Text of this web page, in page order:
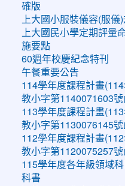
確版
上大國小服裝儀容(服儀
上大國民小學定期評量
施要點
60週年校慶紀念特刊
午餐重要公告
114學年度課程計畫
教小字第1140071603號
113學年度課程計畫
教小字第1130076145號
112學年度課程計畫
教小字第1120075257號
115學年度各年級領域
科書